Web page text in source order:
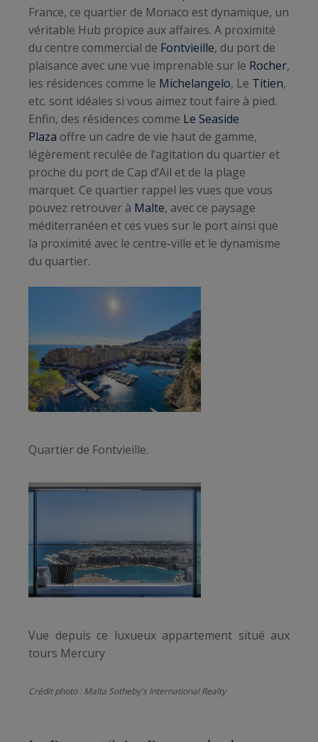
France, ce quartier de Monaco est dynamique, un
véritable Hub propice aux affaires. A proximité
du centre commercial de Fontvieille, du port de
plaisance avec une vue imprenable sur le Rocher,
les résidences comme le Michelangelo, Le Titien,
etc. sont idéales si vous aimez tout faire à pied.
Enfin, des résidences comme Le Seaside
Plaza offre un cadre de vie haut de gamme,
légèrement reculée de l’agitation du quartier et
proche du port de Cap d’Ail et de la plage
marquet. Ce quartier rappel les vues que vous
pouvez retrouver à Malte, avec ce paysage
méditerranéen et ces vues sur le port ainsi que
la proximité avec le centre-ville et le dynamisme
du quartier.
Quartier de Fontvieille.
Vue depuis ce luxueux appartement situé aux
tours Mercury
Crédit photo : Malta Sotheby's International Realty